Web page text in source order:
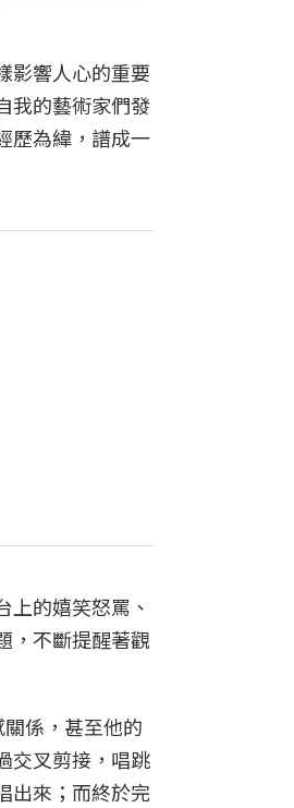
影響人心的重要
我的藝術家們發
歷為緯，譜成一
的嬉笑怒罵、
，不斷提醒著觀
係，甚至他的
交叉剪接，唱跳
出來；而終於完